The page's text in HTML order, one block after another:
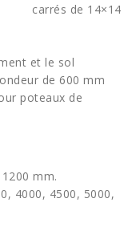
carrés de 14×14
et le sol
de 600 mm
poteaux de
mm.
4000, 4500, 5000,